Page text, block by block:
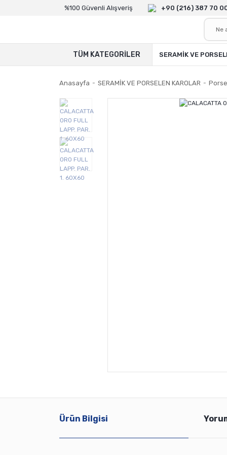
%100 Güvenli Alışveriş +90 (216) 387 70
TÜM KATEGORİLER SERAMİK VE
Anasayfa SERAMİK VE PORSELEN KAROLAR
Ürün Bilgisi